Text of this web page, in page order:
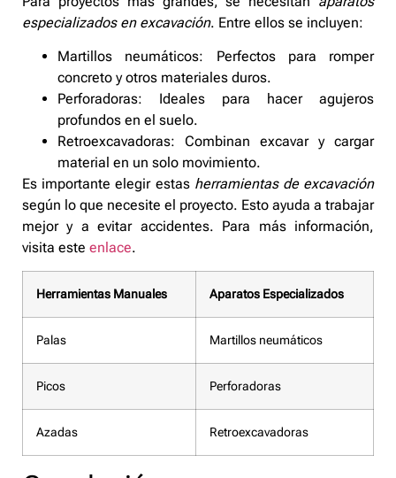
especializados en excavación. Entre ellos se incluyen:
Martillos neumáticos: Perfectos para romper
concreto y otros materiales duros.
Perforadoras: Ideales para hacer agujeros
profundos en el suelo.
Retroexcavadoras: Combinan excavar y cargar
material en un solo movimiento.
Es importante elegir estas herramientas de excavación
según lo que necesite el proyecto. Esto ayuda a trabajar
mejor y a evitar accidentes. Para más información,
visita este enlace.
Herramientas Manuales Aparatos Especializados
Palas Martillos neumáticos
Picos Perforadoras
Azadas Retroexcavadoras